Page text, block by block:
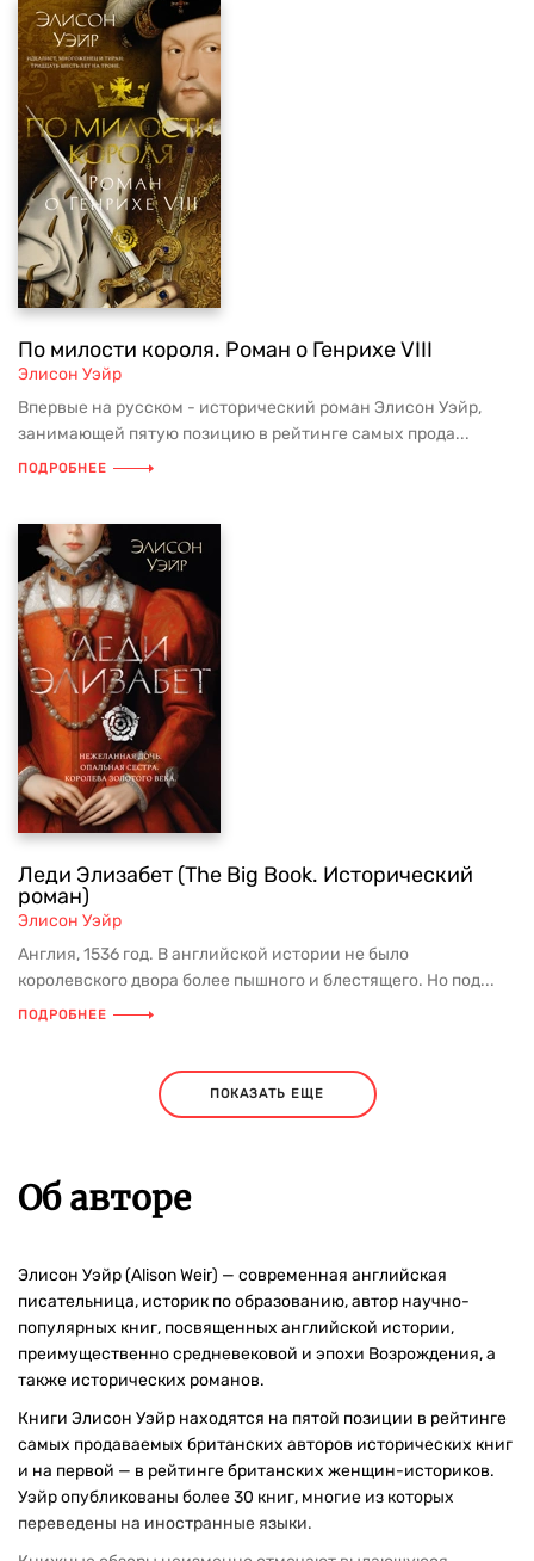
По милости короля. Роман о Генрихе VIII
Элисон Уэйр
Впервые на русском - исторический роман Элисон Уэйр,
занимающей пятую позицию в рейтинге самых прода...
ПОДРОБНЕЕ
Леди Элизабет (The Big Book. Исторический
роман)
Элисон Уэйр
Англия, 1536 год. В английской истории не было
королевского двора более пышного и блестящего. Но под...
ПОДРОБНЕЕ
ПОКАЗАТЬ ЕЩЕ
Об авторе
Элисон Уэйр (Alison Weir) — современная английская
писательница, историк по образованию, автор научно-
популярных книг, посвященных английской истории,
преимущественно средневековой и эпохи Возрождения, а
также исторических романов.
Книги Элисон Уэйр находятся на пятой позиции в рейтинге
самых продаваемых британских авторов исторических книг
и на первой — в рейтинге британских женщин-историков.
Уэйр опубликованы более 30 книг, многие из которых
переведены на иностранные языки.